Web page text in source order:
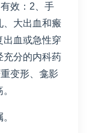
效：2、手
大出血和瘢
血或急性穿
分的内科药
变形、龛影